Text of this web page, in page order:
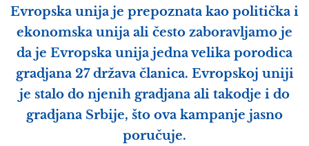
Evropska unija je prepoznata kao politička i
ekonomska unija ali često zaboravljamo je
da je Evropska unija jedna velika porodica
gradjana 27 država članica. Evropskoj uniji
je stalo do njenih gradjana ali takodje i do
gradjana Srbije, što ova kampanje jasno
poručuje.